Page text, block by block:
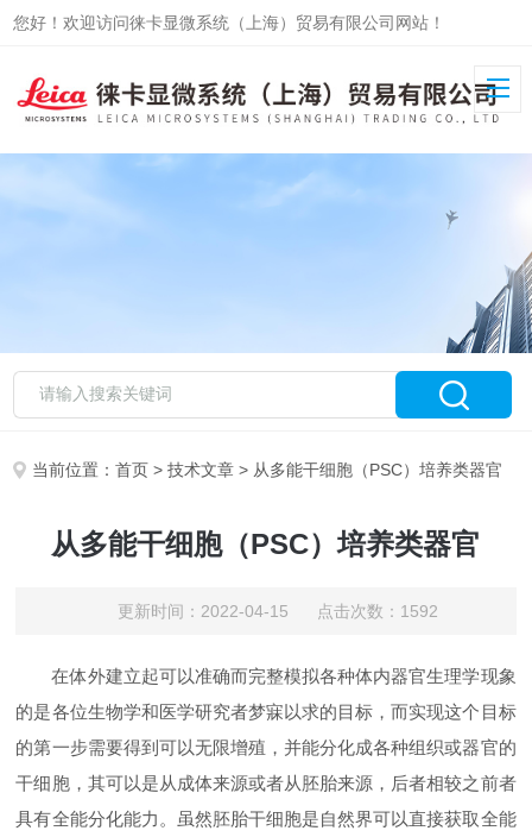
您好！欢迎访问徕卡显微系统（上海）贸易有限公司网站！
当前位置：首页 >技术文章 > 从多能干细胞（PSC）培养类器官
从多能干细胞（PSC）培养类器官
更新时间：2022-04-15 点击次数：1592
在体外建立起可以准确而完整模拟各种体内器官生理学现象
的是各位生物学和医学研究者梦寐以求的目标，而实现这个目标
的第一步需要得到可以无限增殖，并能分化成各种组织或器官的
干细胞，其可以是从成体来源或者从胚胎来源，后者相较之前者
具有全能分化能力。虽然胚胎干细胞是自然界可以直接获取全能